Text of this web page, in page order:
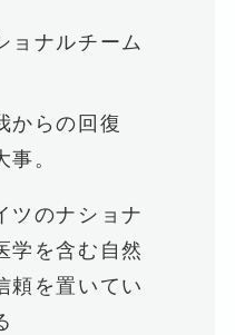
ョナルチーム
からの回復
。
ツのナショナ
学を含む自然
頼を置いてい